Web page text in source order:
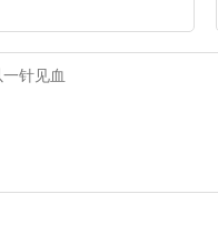
文化。本期
乌海桌子山
沟岩画、乌